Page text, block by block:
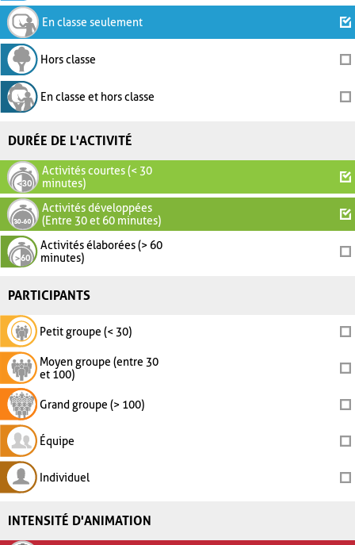
En classe seulement
Hors classe
En classe et hors classe
DURÉE DE L'ACTIVITÉ
Activités courtes (< 30
minutes)
Activités développées
(Entre 30 et 60 minutes)
Activités élaborées (> 60
minutes)
PARTICIPANTS
Petit groupe (< 30)
Moyen groupe (entre 30
et 100)
Grand groupe (> 100)
Équipe
Individuel
INTENSITÉ D'ANIMATION